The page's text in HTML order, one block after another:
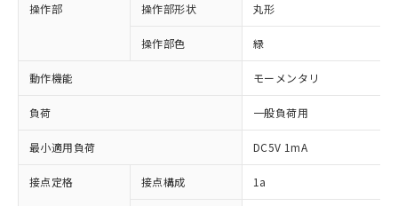
操作部 操作部形状 丸形
操作部色 緑
動作機能 モーメンタリ
負荷 一般負荷用
最小適用負荷 DC5V 1mA
接点定格 接点構成 1a